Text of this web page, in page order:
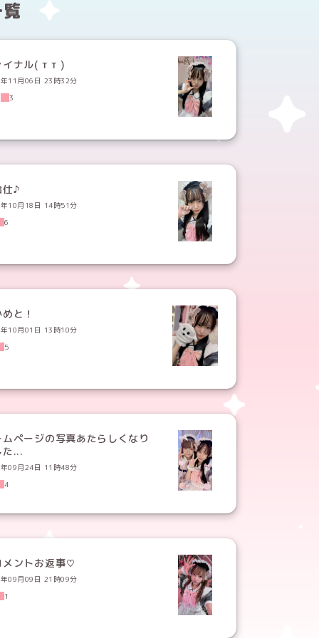
イナル( т т )
11月06日 23時32分
3
仕♪
10月18日 14時51分
6
と！
10月01日 13時10分
5
ムページの写真あたらしくなり
ました‪...
09月24日 11時48分
4
ントお返事♡
09月09日 21時09分
1